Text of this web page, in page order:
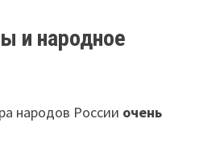
и народное
народов России очень